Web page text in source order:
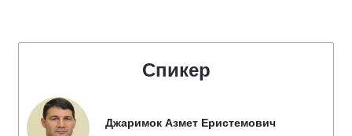
Спикер
Джаримок Азмет Еристемович